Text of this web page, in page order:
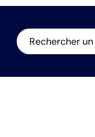
Rechercher